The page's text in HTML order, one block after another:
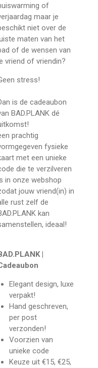
of
maar je
niet over de
maten van het
of de wensen van
vriend of vriendin?
stress!
is de cadeaubon
BAD.PLANK dé
prachtig
fysieke
met een unieke
die te verzilveren
in onze webshop
jouw vriend(in) in
rust zelf de
kan
ideaal!
|
Elegant design, luxe
verpakt!
Hand geschreven,
per post
verzonden!
Voorzien van
unieke code
Keuze uit €15, €25,